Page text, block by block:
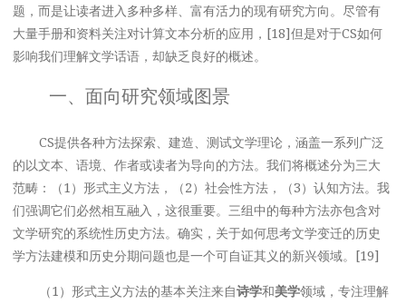
题，而是让读者进入多种多样、富有活力的现有研究方向。尽管有
大量手册和资料关注对计算文本分析的应用，[18]但是对于CS如何
影响我们理解文学话语，却缺乏良好的概述。
一、面向研究领域图景
CS提供各种方法探索、建造、测试文学理论，涵盖一系列广泛
的以文本、语境、作者或读者为导向的方法。我们将概述分为三大
范畴：（1）形式主义方法，（2）社会性方法，（3）认知方法。我
们强调它们必然相互融入，这很重要。三组中的每种方法亦包含对
文学研究的系统性历史方法。确实，关于如何思考文学变迁的历史
学方法建模和历史分期问题也是一个可自证其义的新兴领域。[19]
（1）形式主义方法的基本关注来自诗学和美学领域，专注理解